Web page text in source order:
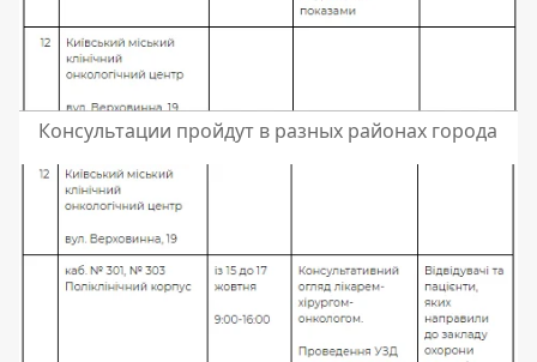
Консультации пройдут в разных районах города